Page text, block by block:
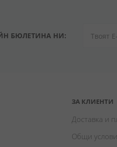
БЮЛЕТИНА НИ:
ЗА КЛИЕНТИ
Доставка и
Общи